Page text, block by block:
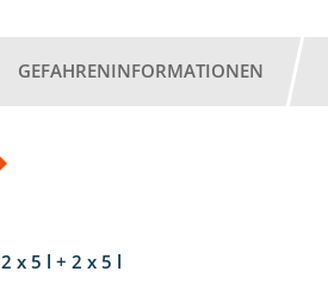
GEFAHRENINFORMATIONEN
2 x 5 l + 2 x 5 l